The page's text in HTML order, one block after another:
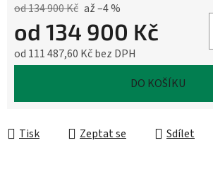
od 134 900 Kč až –4 %
od 134 900 Kč
od 111 487,60 Kčbez DPH
DO KOŠÍKU
Tisk Zeptat se Sdílet